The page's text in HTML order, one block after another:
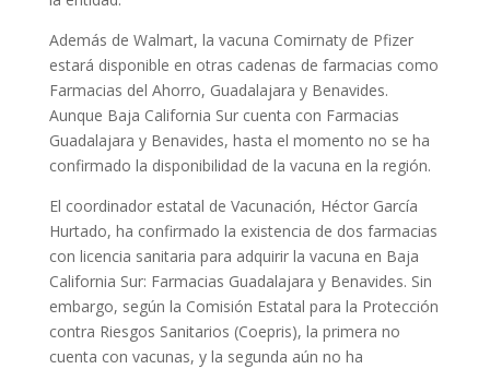
Además de Walmart, la vacuna Comirnaty de Pfizer
estará disponible en otras cadenas de farmacias como
Farmacias del Ahorro, Guadalajara y Benavides.
Aunque Baja California Sur cuenta con Farmacias
Guadalajara y Benavides, hasta el momento no se ha
confirmado la disponibilidad de la vacuna en la región.
El coordinador estatal de Vacunación, Héctor García
Hurtado, ha confirmado la existencia de dos farmacias
con licencia sanitaria para adquirir la vacuna en Baja
California Sur: Farmacias Guadalajara y Benavides. Sin
embargo, según la Comisión Estatal para la Protección
contra Riesgos Sanitarios (Coepris), la primera no
cuenta con vacunas, y la segunda aún no ha